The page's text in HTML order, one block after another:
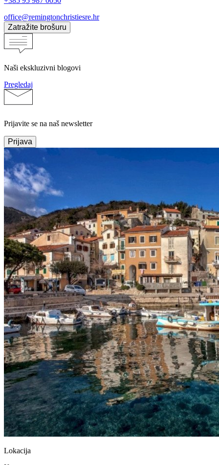
office@remingtonchristiesre.hr
Zatražite brošuru
Naši ekskluzivni blogovi
Pregledaj
Prijavite se na naš newsletter
Prijava
Lokacija